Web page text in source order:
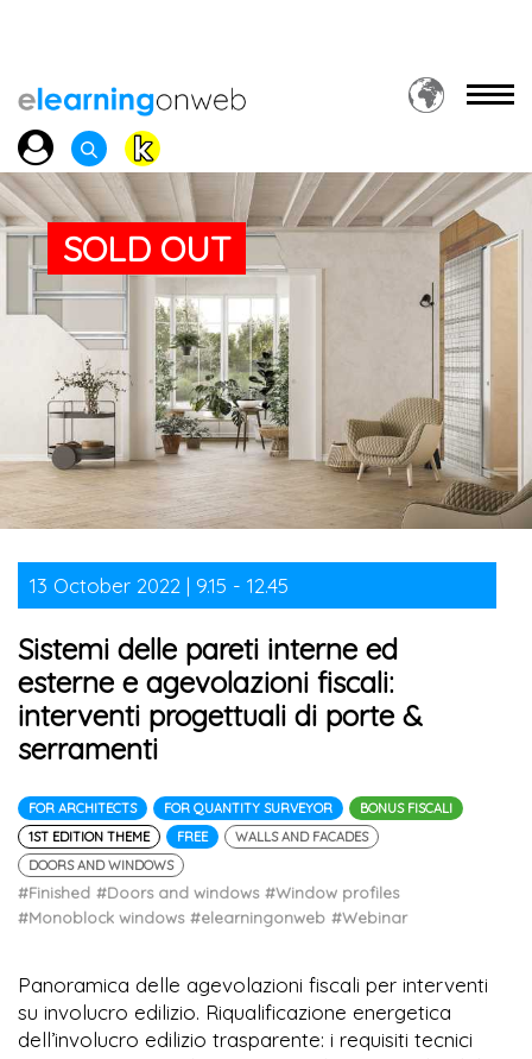
SOLD OUT
13 October 2022 | 9.15 - 12.45
Sistemi delle pareti interne ed
esterne e agevolazioni fiscali:
interventi progettuali di porte &
serramenti
FOR ARCHITECTS FOR QUANTITY SURVEYOR
BONUS FISCALI
1ST EDITION THEME
FREE
WALLS AND FACADES
DOORS AND WINDOWS
#Finished #Doors and windows #Window profiles
#Monoblock windows #elearningonweb #Webinar
Panoramica delle agevolazioni fiscali per interventi
su involucro edilizio. Riqualificazione energetica
dell’involucro edilizio trasparente: i requisiti tecnici